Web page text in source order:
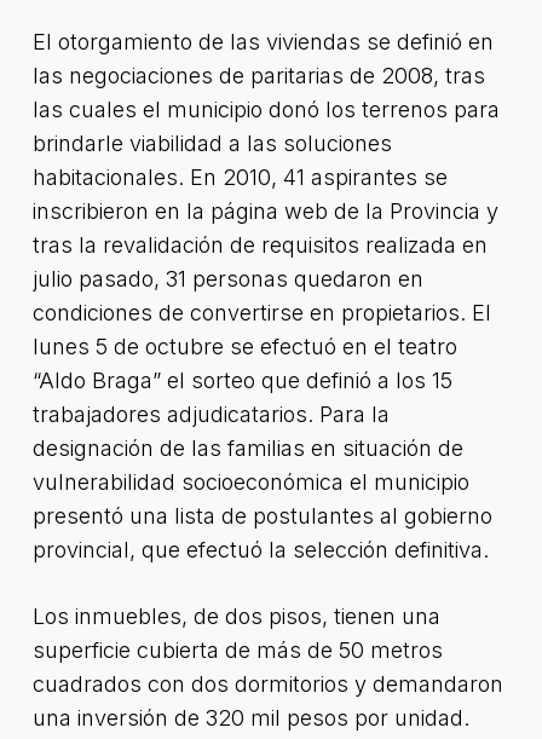
El otorgamiento de las viviendas se definió en
las negociaciones de paritarias de 2008, tras
las cuales el municipio donó los terrenos para
brindarle viabilidad a las soluciones
habitacionales. En 2010, 41 aspirantes se
inscribieron en la página web de la Provincia y
tras la revalidación de requisitos realizada en
julio pasado, 31 personas quedaron en
condiciones de convertirse en propietarios. El
lunes 5 de octubre se efectuó en el teatro
“Aldo Braga” el sorteo que definió a los 15
trabajadores adjudicatarios. Para la
designación de las familias en situación de
vulnerabilidad socioeconómica el municipio
presentó una lista de postulantes al gobierno
provincial, que efectuó la selección definitiva.
Los inmuebles, de dos pisos, tienen una
superficie cubierta de más de 50 metros
cuadrados con dos dormitorios y demandaron
una inversión de 320 mil pesos por unidad.